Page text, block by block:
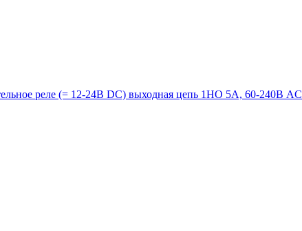
реле (= 12-24В DC) выходная цепь 1НО 5А, 60-240В AC